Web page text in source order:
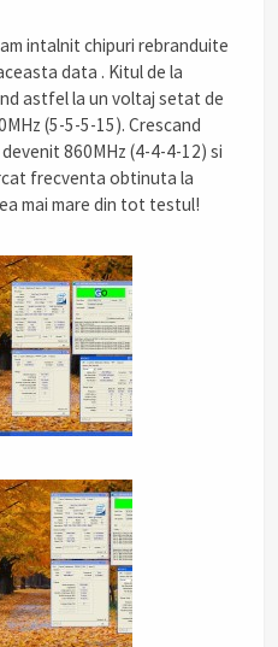
intalnit chipuri rebranduite
data . Kitul de la
astfel la un voltaj setat de
(5-5-5-15). Crescand
860MHz (4-4-4-12) si
frecventa obtinuta la
mai mare din tot testul!